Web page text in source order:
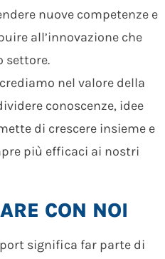
nuove competenze e
all’innovazione che
settore.
nel valore della
conoscenze, idee
di crescere insieme e
più efficaci ai nostri
CON NOI
significa far parte di